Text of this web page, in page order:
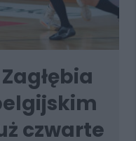
czwarte